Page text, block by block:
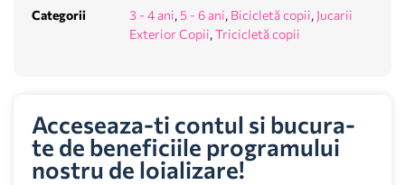
Categorii
3 - 4 ani, 5 - 6 ani, Bicicletă copii, Jucarii
Exterior Copii, Tricicletă copii
Acceseaza-ti contul si bucura-
te de beneficiile programului
nostru de loializare!